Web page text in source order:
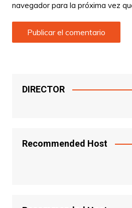
navegador para la próxima vez
DIRECTOR
Recommended Host